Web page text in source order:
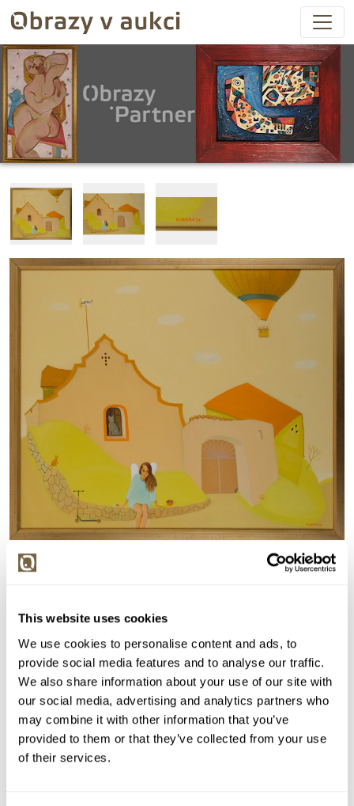
This website uses cookies
We use cookies to personalise content and ads, to
provide social media features and to analyse our traffic.
We also share information about your use of our site with
our social media, advertising and analytics partners who
may combine it with other information that you’ve
provided to them or that they’ve collected from your use
of their services.
Detail položky
> Zobrazit detail položky a informace o autorovi
> zpět na aukční výsledky
VYDRAŽENO DOPORUČUJEME
Valentin Horba